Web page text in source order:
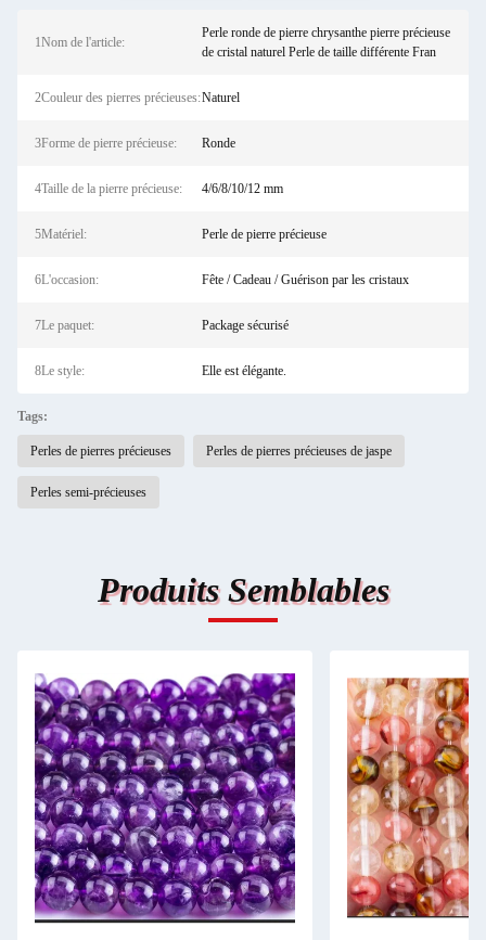
1Nom de l'article:
Perle ronde de pierre chrysanthe pierre précieuse
de cristal naturel Perle de taille différente Fran
2Couleur des pierres précieuses:Naturel
3Forme de pierre précieuse: Ronde
4Taille de la pierre précieuse: 4/6/8/10/12 mm
5Matériel: Perle de pierre précieuse
6L'occasion: Fête / Cadeau / Guérison par les cristaux
7Le paquet: Package sécurisé
8Le style: Elle est élégante.
Tags:
Perles de pierres précieuses Perles de pierres précieuses de jaspe
Perles semi-précieuses
Produits Semblables